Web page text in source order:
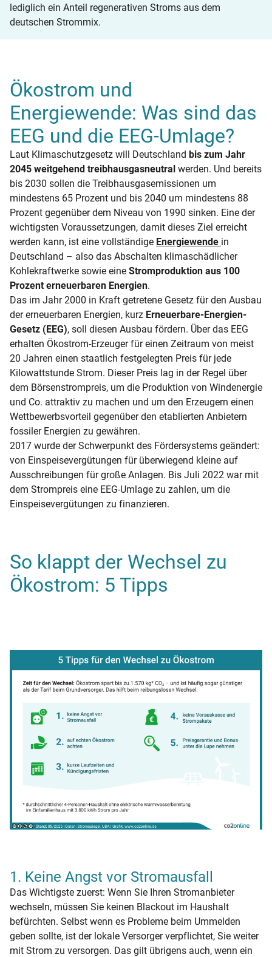
lediglich ein Anteil regenerativen Stroms aus dem
deutschen Strommix.
Ökostrom und
Energiewende: Was sind das
EEG und die EEG-Umlage?
Laut Klimaschutzgesetz will Deutschland bis zum Jahr
2045 weitgehend treibhausgasneutral werden. Und bereits
bis 2030 sollen die Treibhausgasemissionen um
mindestens 65 Prozent und bis 2040 um mindestens 88
Prozent gegenüber dem Niveau von 1990 sinken. Eine der
wichtigsten Voraussetzungen, damit dieses Ziel erreicht
werden kann, ist eine vollständige Energiewende in
Deutschland – also das Abschalten klimaschädlicher
Kohlekraftwerke sowie eine Stromproduktion aus 100
Prozent erneuerbaren Energien.
Das im Jahr 2000 in Kraft getretene Gesetz für den Ausbau
der erneuerbaren Energien, kurz Erneuerbare-Energien-
Gesetz (EEG), soll diesen Ausbau fördern. Über das EEG
erhalten Ökostrom-Erzeuger für einen Zeitraum von meist
20 Jahren einen staatlich festgelegten Preis für jede
Kilowattstunde Strom. Dieser Preis lag in der Regel über
dem Börsenstrompreis, um die Produktion von Windenergie
und Co. attraktiv zu machen und um den Erzeugern einen
Wettbewerbsvorteil gegenüber den etablierten Anbietern
fossiler Energien zu gewähren.
2017 wurde der Schwerpunkt des Fördersystems geändert:
von Einspeisevergütungen für überwiegend kleine auf
Ausschreibungen für große Anlagen. Bis Juli 2022 war mit
dem Strompreis eine EEG-Umlage zu zahlen, um die
Einspeisevergütungen zu finanzieren.
So klappt der Wechsel zu
Ökostrom: 5 Tipps
1. Keine Angst vor Stromausfall
Das Wichtigste zuerst: Wenn Sie Ihren Stromanbieter
wechseln, müssen Sie keinen Blackout im Haushalt
befürchten. Selbst wenn es Probleme beim Ummelden
geben sollte, ist der lokale Versorger verpflichtet, Sie weiter
mit Strom zu versorgen. Das gilt übrigens auch, wenn ein